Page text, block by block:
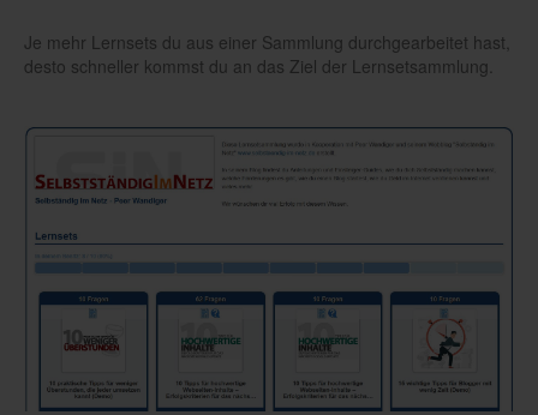
Je mehr Lernsets du aus einer Sammlung durchgearbeitet hast,
desto schneller kommst du an das Ziel der Lernsetsammlung.